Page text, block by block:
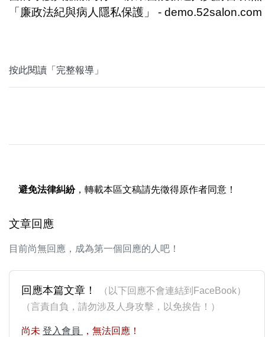
「廉政法紀與病人隱私保護」 - demo.52salon.com
按此閱讀「完整報導」
避免法律糾紛，轉載本區文稿請先徵得原作者同意！
文章回應
目前尚無回應，成為第一個回應的人吧！
回應本篇文章！
（以下回應不會連結到FaceBook）
（言責自負，請勿涉及人身攻擊，以免挨告！）
尚未 登入會員 ，無法回應！